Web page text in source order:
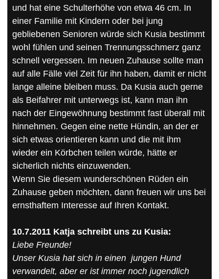
und hat eine Schulterhöhe von etwa 46 cm. In
einer Familie mit Kindern oder bei jung
gebliebenen Senioren würde sich Kusia bestimmt
wohl fühlen und seinen Trennungsschmerz ganz
schnell vergessen. Im neuen Zuhause sollte man
auf alle Fälle viel Zeit für ihn haben, damit er nicht
lange alleine bleiben muss. Da Kusia auch gerne
als Beifahrer mit unterwegs ist, kann man ihn
nach der Eingewöhnung bestimmt fast überall mit
hinnehmen. Gegen eine nette Hündin, an der er
sich etwas orientieren kann und die mit ihm
wieder ein Körbchen teilen würde, hätte er
sicherlich nichts einzuwenden.
Wenn Sie diesem wunderschönen Rüden ein
Zuhause geben möchten, dann freuen wir uns bei
ernsthaftem Interesse auf Ihren Kontakt.
10.7.2011 Katja schreibt uns zu Kusia:
Liebe Freunde!
Unser Kusia hat sich in einen jungen Hund
verwandelt, aber er ist immer noch jugendlich